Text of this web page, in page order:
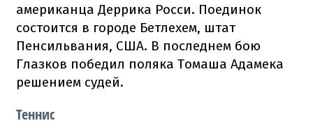
американца Деррика Росси. Поединок
состоится в городе Бетлехем, штат
Пенсильвания, США. В последнем бою
Глазков победил поляка Томаша Адамека
решением судей.
Теннис